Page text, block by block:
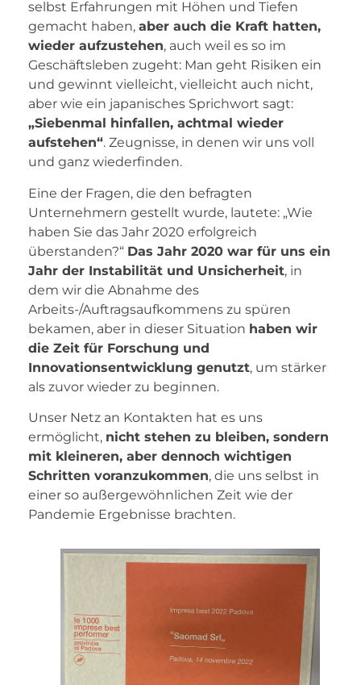
selbst Erfahrungen mit Höhen und Tiefen
gemacht haben, aber auch die Kraft hatten,
wieder aufzustehen, auch weil es so im
Geschäftsleben zugeht: Man geht Risiken ein
und gewinnt vielleicht, vielleicht auch nicht,
aber wie ein japanisches Sprichwort sagt:
„Siebenmal hinfallen, achtmal wieder
aufstehen“. Zeugnisse, in denen wir uns voll
und ganz wiederfinden.
Eine der Fragen, die den befragten
Unternehmern gestellt wurde, lautete: „Wie
haben Sie das Jahr 2020 erfolgreich
überstanden?“ Das Jahr 2020 war für uns ein
Jahr der Instabilität und Unsicherheit, in
dem wir die Abnahme des
Arbeits-/Auftragsaufkommens zu spüren
bekamen, aber in dieser Situation haben wir
die Zeit für Forschung und
Innovationsentwicklung genutzt, um stärker
als zuvor wieder zu beginnen.
Unser Netz an Kontakten hat es uns
ermöglicht, nicht stehen zu bleiben, sondern
mit kleineren, aber dennoch wichtigen
Schritten voranzukommen, die uns selbst in
einer so außergewöhnlichen Zeit wie der
Pandemie Ergebnisse brachten.